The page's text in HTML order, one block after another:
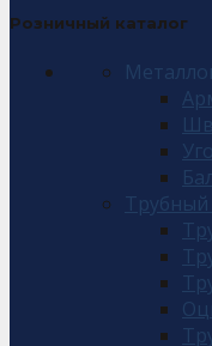
Розничный каталог
Трубный